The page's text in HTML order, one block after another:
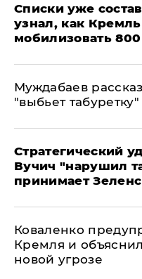
Списки уже
узнал, как
мобилизовать
Муждабаев
"выбьет
Стратегический
Вучич "нарушил
принимает
Коваленко
Кремля и
новой угрозе